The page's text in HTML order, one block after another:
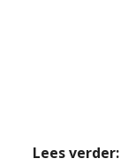
Lees verder: